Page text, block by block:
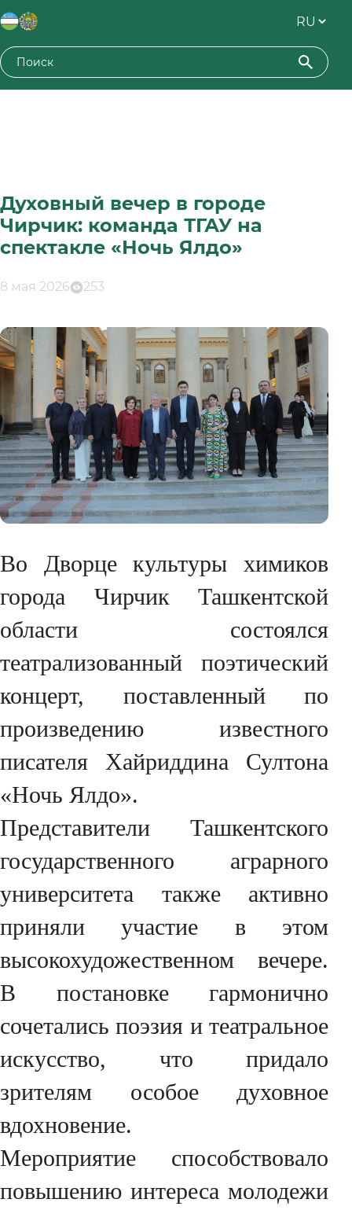
Духовный вечер в городе
Чирчик: команда ТГАУ на
спектакле «Ночь Ялдо»
8 мая 2026 253
Во Дворце культуры химиков
города Чирчик Ташкентской
области состоялся
театрализованный поэтический
концерт, поставленный по
произведению известного
писателя Хайриддина Султона
«Ночь Ялдо».
Представители Ташкентского
государственного аграрного
университета также активно
приняли участие в этом
высокохудожественном вечере.
В постановке гармонично
сочетались поэзия и театральное
искусство, что придало
зрителям особое духовное
вдохновение.
Мероприятие способствовало
повышению интереса молодежи